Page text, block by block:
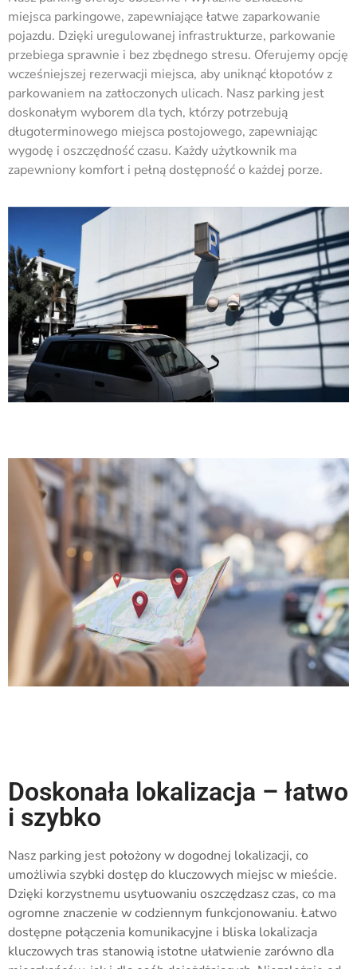
miejsca parkingowe, zapewniające łatwe zaparkowanie
pojazdu. Dzięki uregulowanej infrastrukturze, parkowanie
przebiega sprawnie i bez zbędnego stresu. Oferujemy opcję
wcześniejszej rezerwacji miejsca, aby uniknąć kłopotów z
parkowaniem na zatłoczonych ulicach. Nasz parking jest
doskonałym wyborem dla tych, którzy potrzebują
długoterminowego miejsca postojowego, zapewniając
wygodę i oszczędność czasu. Każdy użytkownik ma
zapewniony komfort i pełną dostępność o każdej porze.
Doskonała lokalizacja – łatwo
i szybko
Nasz parking jest położony w dogodnej lokalizacji, co
umożliwia szybki dostęp do kluczowych miejsc w mieście.
Dzięki korzystnemu usytuowaniu oszczędzasz czas, co ma
ogromne znaczenie w codziennym funkcjonowaniu. Łatwo
dostępne połączenia komunikacyjne i bliska lokalizacja
kluczowych tras stanowią istotne ułatwienie zarówno dla